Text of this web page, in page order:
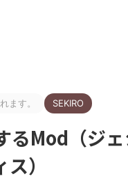
ます。 SEKIRO
るMod（ジ
）